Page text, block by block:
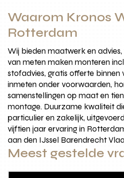
Waarom Kronos
Rotterdam
Wij bieden maatwerk en
van meten maken monteren
stofadvies, gratis offerte binnen
inmeten onder voorwaarden,
samenstellingen op maat en
montage. Duurzame kwaliteit
particulier en zakelijk,
vijftien jaar ervaring in
aan den IJssel Barendrecht
Meest gestelde